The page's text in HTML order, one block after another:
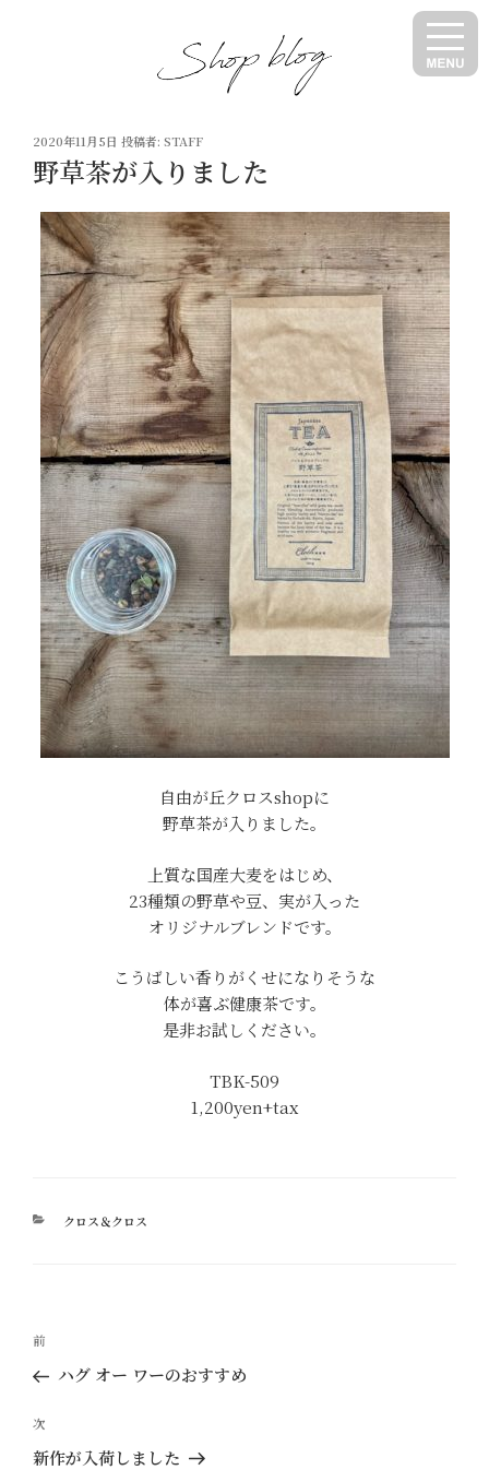
投
稿
日:
2020年11月5日 投稿者: STAFF
野草茶が入りました
自由が丘クロスshopに
野草茶が入りました。
上質な国産大麦をはじめ、
23種類の野草や豆、実が入った
オリジナルブレンドです。
こうばしい香りがくせになりそうな
体が喜ぶ健康茶です。
是非お試しください。
TBK-509
1,200yen+tax
カ
クロス＆クロス
投
ナ
ビ
ゲ
過
去
投
稿
前
ハグ オー ワーのおすすめ
次
の
次
新作が入荷しました